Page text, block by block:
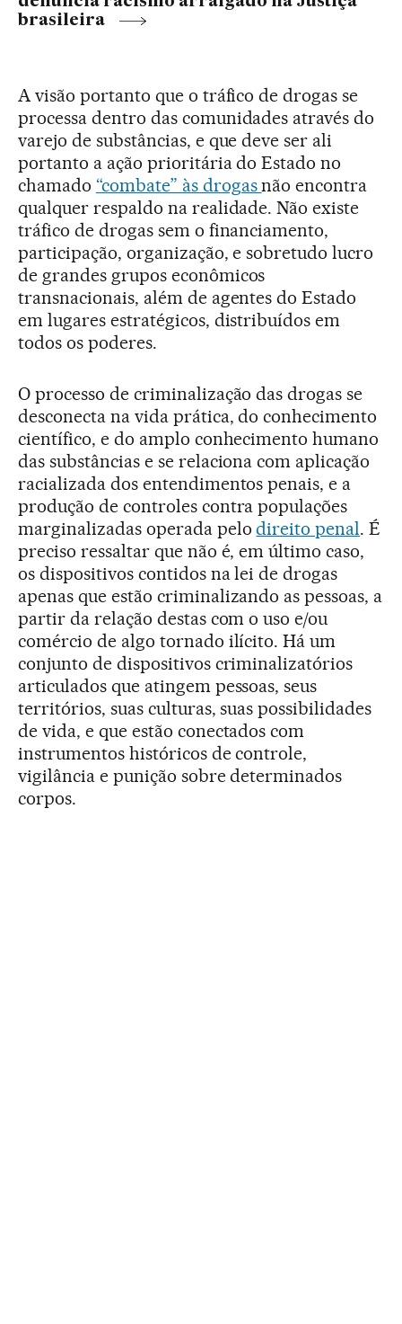
brasileira
A visão portanto que o tráfico de drogas se
processa dentro das comunidades através do
varejo de substâncias, e que deve ser ali
portanto a ação prioritária do Estado no
chamado “combate” às drogasnão encontra
qualquer respaldo na realidade. Não existe
tráfico de drogas sem o financiamento,
participação, organização, e sobretudo lucro
de grandes grupos econômicos
transnacionais, além de agentes do Estado
em lugares estratégicos, distribuídos em
todos os poderes.
O processo de criminalização das drogas se
desconecta na vida prática, do conhecimento
científico, e do amplo conhecimento humano
das substâncias e se relaciona com aplicação
racializada dos entendimentos penais, e a
produção de controles contra populações
marginalizadas operada pelodireito penal. É
preciso ressaltar que não é, em último caso,
os dispositivos contidos na lei de drogas
apenas que estão criminalizando as pessoas, a
partir da relação destas com o uso e/ou
comércio de algo tornado ilícito. Há um
conjunto de dispositivos criminalizatórios
articulados que atingem pessoas, seus
territórios, suas culturas, suas possibilidades
de vida, e que estão conectados com
instrumentos históricos de controle,
vigilância e punição sobre determinados
corpos.